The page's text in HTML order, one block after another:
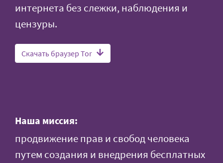
интернета без слежки, наблюдения и
цензуры.
Скачать браузер Tor
Наша миссия:
продвижение прав и свобод человека
путем создания и внедрения бесплатных